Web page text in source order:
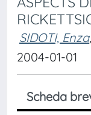
SIDOTI, Enza;
2004-01-01
Scheda